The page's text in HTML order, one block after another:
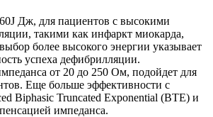
Дж, для пациентов с высокими
такими как инфаркт миокарда,
более высокого энергии указывает
успеха дефибрилляции.
от 20 до 250 Ом, подойдет для
Еще больше эффективности с
Biphasic Truncated Exponential (BTE) и
импеданса.